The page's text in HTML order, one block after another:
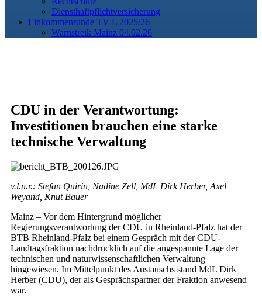
Diensthaftpflichtversicherung
Einkommenrunde TV-L 2025/26
Warnstreik Mainz 04.02.26
CDU in der Verantwortung:
Investitionen brauchen eine starke
technische Verwaltung
v.l.n.r.: Stefan Quirin, Nadine Zell, MdL Dirk Herber, Axel
Weyand, Knut Bauer
Mainz – Vor dem Hintergrund möglicher
Regierungsverantwortung der CDU in Rheinland-Pfalz hat der
BTB Rheinland-Pfalz bei einem Gespräch mit der CDU-
Landtagsfraktion nachdrücklich auf die angespannte Lage der
technischen und naturwissenschaftlichen Verwaltung
hingewiesen. Im Mittelpunkt des Austauschs stand MdL Dirk
Herber (CDU), der als Gesprächspartner der Fraktion anwesend
war.